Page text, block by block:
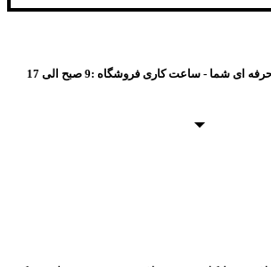
شفامارکت همراه زندگی حرفه ای شما - ساعت کاری فروشگاه :9 صبح الی 17